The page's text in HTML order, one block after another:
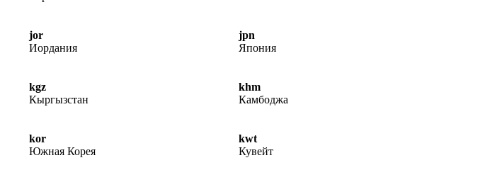
jor
Иордания
jpn
Япония
kgz
Кыргызстан
khm
Камбоджа
kor
Южная Корея
kwt
Кувейт